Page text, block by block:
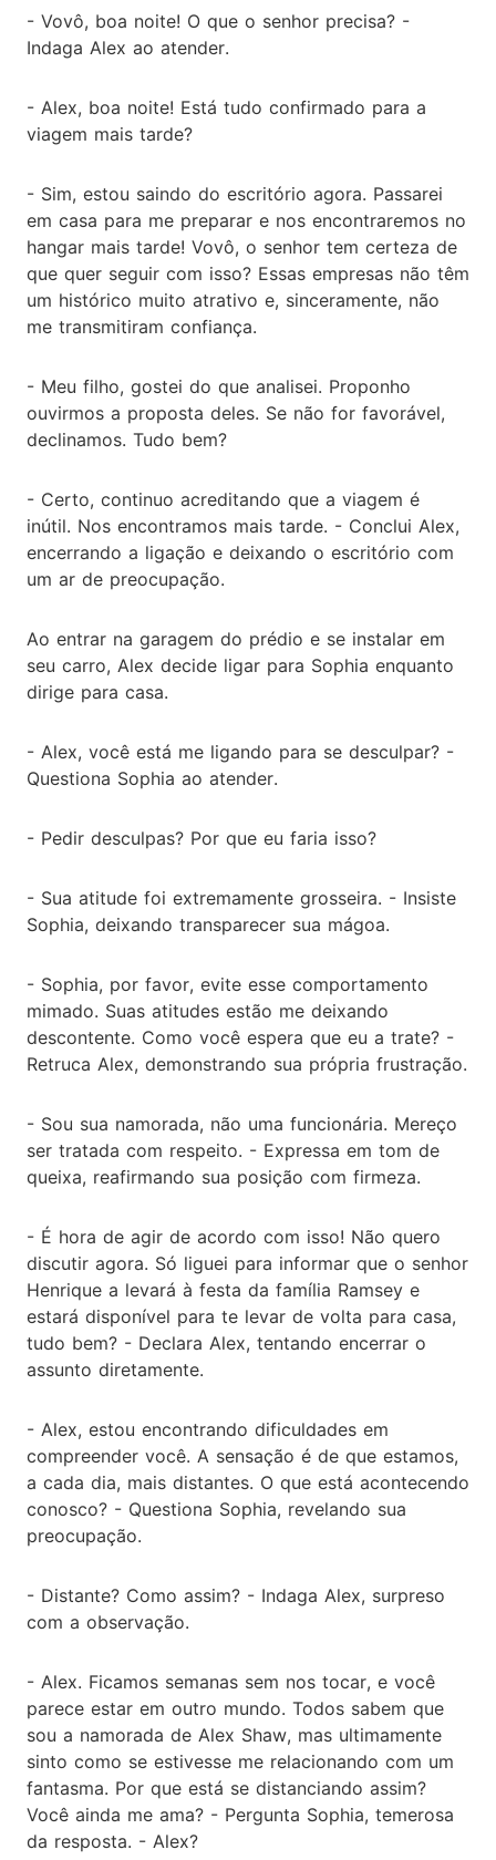
- Vovô, boa noite! O que o senhor precisa? -
Indaga Alex ao atender.
- Alex, boa noite! Está tudo confirmado para a
viagem mais tarde?
- Sim, estou saindo do escritório agora. Passarei
em casa para me preparar e nos encontraremos no
hangar mais tarde! Vovô, o senhor tem certeza de
que quer seguir com isso? Essas empresas não têm
um histórico muito atrativo e, sinceramente, não
me transmitiram confiança.
- Meu filho, gostei do que analisei. Proponho
ouvirmos a proposta deles. Se não for favorável,
declinamos. Tudo bem?
- Certo, continuo acreditando que a viagem é
inútil. Nos encontramos mais tarde. - Conclui Alex,
encerrando a ligação e deixando o escritório com
um ar de preocupação.
Ao entrar na garagem do prédio e se instalar em
seu carro, Alex decide ligar para Sophia enquanto
dirige para casa.
- Alex, você está me ligando para se desculpar? -
Questiona Sophia ao atender.
- Pedir desculpas? Por que eu faria isso?
- Sua atitude foi extremamente grosseira. - Insiste
Sophia, deixando transparecer sua mágoa.
- Sophia, por favor, evite esse comportamento
mimado. Suas atitudes estão me deixando
descontente. Como você espera que eu a trate? -
Retruca Alex, demonstrando sua própria frustração.
- Sou sua namorada, não uma funcionária. Mereço
ser tratada com respeito. - Expressa em tom de
queixa, reafirmando sua posição com firmeza.
- É hora de agir de acordo com isso! Não quero
discutir agora. Só liguei para informar que o senhor
Henrique a levará à festa da família Ramsey e
estará disponível para te levar de volta para casa,
tudo bem? - Declara Alex, tentando encerrar o
assunto diretamente.
- Alex, estou encontrando dificuldades em
compreender você. A sensação é de que estamos,
a cada dia, mais distantes. O que está acontecendo
conosco? - Questiona Sophia, revelando sua
preocupação.
- Distante? Como assim? - Indaga Alex, surpreso
com a observação.
- Alex. Ficamos semanas sem nos tocar, e você
parece estar em outro mundo. Todos sabem que
sou a namorada de Alex Shaw, mas ultimamente
sinto como se estivesse me relacionando com um
fantasma. Por que está se distanciando assim?
Você ainda me ama? - Pergunta Sophia, temerosa
da resposta. - Alex?